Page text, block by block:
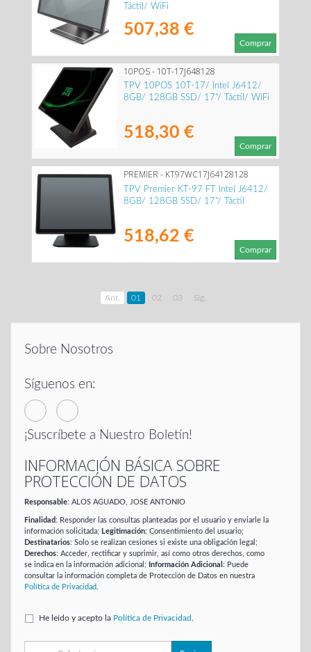
Táctil/ WiFi
507,38 €
Comprar
10POS - 10T-17J648128
TPV 10POS 10T-17/ Intel J6412/
8GB/ 128GB SSD/ 17"/ Táctil/ WiFi
518,30 €
Comprar
PREMIER - KT97WC17J64128128
TPV Premier KT-97 FT Intel J6412/
8GB/ 128GB SSD/ 17"/ Táctil
518,62 €
Comprar
Ant. 01 02 03 Sig.
Sobre Nosotros
Síguenos en:
¡Suscríbete a Nuestro Boletín!
INFORMACIÓN BÁSICA SOBRE
PROTECCIÓN DE DATOS
Responsable: ALOS AGUADO, JOSE ANTONIO
Finalidad: Responder las consultas planteadas por el usuario y enviarle la
información solicitada; Legitimación: Consentimiento del usuario;
Destinatarios: Solo se realizan cesiones si existe una obligación legal;
Derechos: Acceder, rectificar y suprimir, así como otros derechos, como
se indica en la información adicional;
Información Adicional : Puede
consultar la información completa de Protección de Datos en nuestra
Política de Privacidad
He leído y acepto la Política de Privacidad